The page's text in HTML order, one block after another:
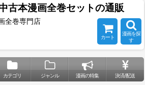
古本漫画全巻セットの通販
全巻専門店
カート
漫画を探
す
カテゴリ ジャンル 漫画の特集 決済/配送